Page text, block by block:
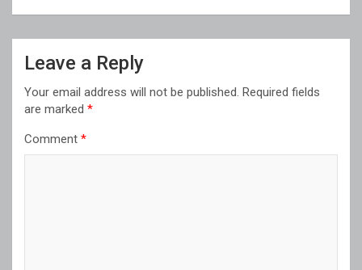
Leave a Reply
Your email address will not be published. Required fields
are marked *
Comment *